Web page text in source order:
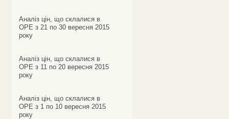
Аналіз цін, що склалися в
ОРЕ з 21 по 30 вересня 2015
року
Аналіз цін, що склалися в
ОРЕ з 11 по 20 вересня 2015
року
Аналіз цін, що склалися в
ОРЕ з 1 по 10 вересня 2015
року